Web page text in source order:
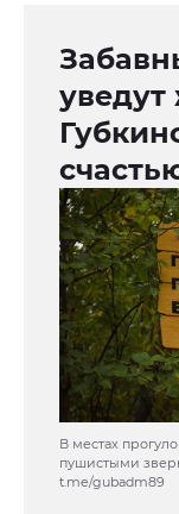
уведут
В местах
пушистыми
t.me/gubadm89